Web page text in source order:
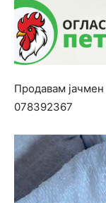
Продавам
078392367